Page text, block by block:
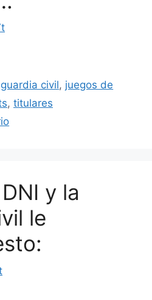
guardia civil, juegos de
, titulares
y la
le